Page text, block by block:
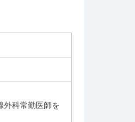
外科常勤医師を